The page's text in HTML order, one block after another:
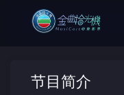
节目简介